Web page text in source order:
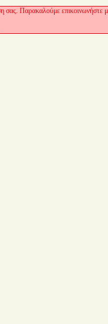
Παρακαλούμε επικοινωνήστε